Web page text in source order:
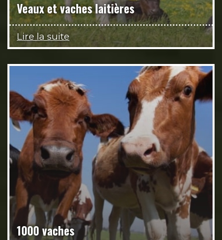
Veaux et vaches laitières
Lire la suite
1000 vaches